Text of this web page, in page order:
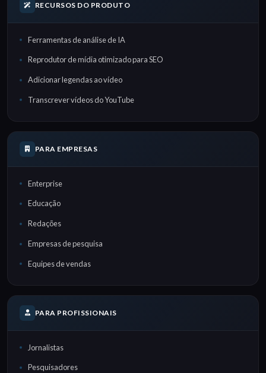
RECURSOS DO PRODUTO
Ferramentas de análise de IA
Reprodutor de mídia otimizado para SEO
Adicionar legendas ao vídeo
Transcrever vídeos do YouTube
PARA EMPRESAS
Enterprise
Educação
Redações
Empresas de pesquisa
Equipes de vendas
PARA PROFISSIONAIS
Jornalistas
Pesquisadores